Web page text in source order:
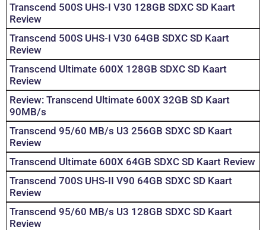
Transcend 500S UHS-I V30 128GB SDXC SD Kaart
Review
Transcend 500S UHS-I V30 64GB SDXC SD Kaart
Review
Transcend Ultimate 600X 128GB SDXC SD Kaart
Review
Review: Transcend Ultimate 600X 32GB SD Kaart
90MB/s
Transcend 95/60 MB/s U3 256GB SDXC SD Kaart
Review
Transcend Ultimate 600X 64GB SDXC SD Kaart Review
Transcend 700S UHS-II V90 64GB SDXC SD Kaart
Review
Transcend 95/60 MB/s U3 128GB SDXC SD Kaart
Review